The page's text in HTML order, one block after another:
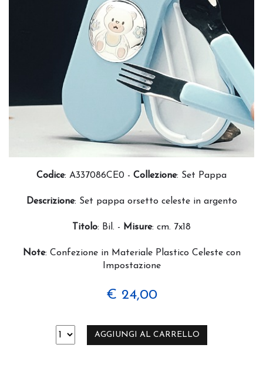
Codice: A337086CE0 - Collezione: Set Pappa
Descrizione: Set pappa orsetto celeste in argento
Titolo: Bil. - Misure: cm. 7x18
Note: Confezione in Materiale Plastico Celeste con
Impostazione
€ 24,00
AGGIUNGI AL CARRELLO